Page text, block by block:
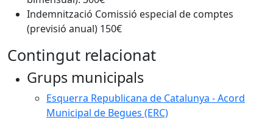
Indemnització Comissió especial de comptes
(previsió anual) 150€
Contingut relacionat
Grups municipals
Esquerra Republicana de Catalunya - Acord
Municipal de Begues (ERC)